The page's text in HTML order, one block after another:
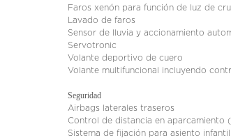
Faros xenón para función de luz de
Lavado de faros
Sensor de lluvia y accionamiento
Servotronic
Volante deportivo de cuero
Volante multifuncional incluyendo
Seguridad
Airbags laterales traseros
Control de distancia en aparcamiento
Sistema de fijación para asiento infantil